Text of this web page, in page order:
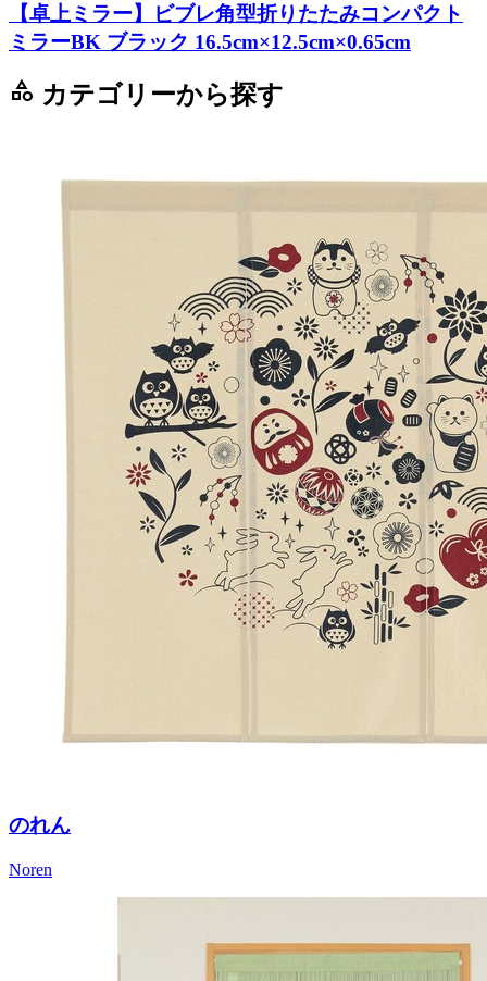
【卓上ミラー】ビブレ角型折りたたみコンパクト
ミラーBK ブラック 16.5cm×12.5cm×0.65cm
category カテゴリーから探す
のれん
Noren